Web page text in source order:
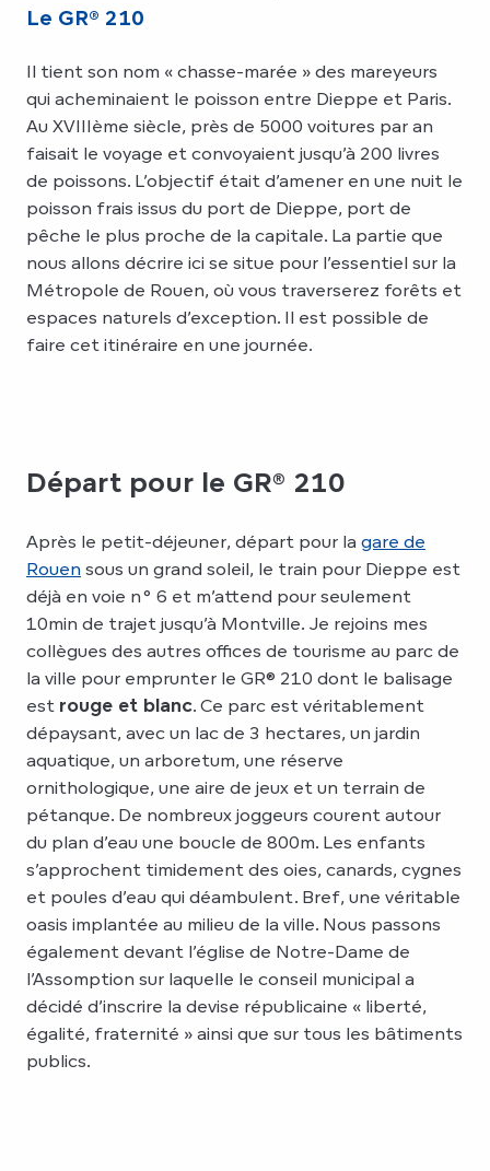
Le GR® 210
Il tient son nom « chasse-marée » des mareyeurs
qui acheminaient le poisson entre Dieppe et Paris.
Au XVIIIème siècle, près de 5000 voitures par an
faisait le voyage et convoyaient jusqu’à 200 livres
de poissons. L’objectif était d’amener en une nuit le
poisson frais issus du port de Dieppe, port de
pêche le plus proche de la capitale. La partie que
nous allons décrire ici se situe pour l’essentiel sur la
Métropole de Rouen, où vous traverserez forêts et
espaces naturels d’exception. Il est possible de
faire cet itinéraire en une journée.
Départ pour le GR® 210
Après le petit-déjeuner, départ pour la gare de
Rouen sous un grand soleil, le train pour Dieppe est
déjà en voie n° 6 et m’attend pour seulement
10min de trajet jusqu’à Montville. Je rejoins mes
collègues des autres offices de tourisme au parc de
la ville pour emprunter le GR® 210 dont le balisage
est rouge et blanc. Ce parc est véritablement
dépaysant, avec un lac de 3 hectares, un jardin
aquatique, un arboretum, une réserve
ornithologique, une aire de jeux et un terrain de
pétanque. De nombreux joggeurs courent autour
du plan d’eau une boucle de 800m. Les enfants
s’approchent timidement des oies, canards, cygnes
et poules d’eau qui déambulent. Bref, une véritable
oasis implantée au milieu de la ville. Nous passons
également devant l’église de Notre-Dame de
l’Assomption sur laquelle le conseil municipal a
décidé d’inscrire la devise républicaine « liberté,
égalité, fraternité » ainsi que sur tous les bâtiments
publics.